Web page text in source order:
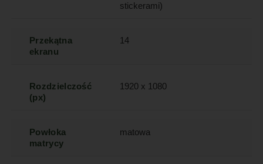
stickerami)
Przekątna
ekranu
14
Rozdzielczość
(px)
1920 x 1080
Powłoka
matrycy
matowa